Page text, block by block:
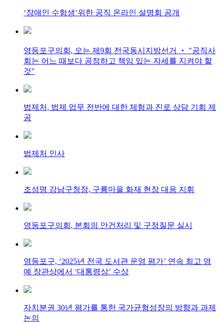
‘장애인 수험생‘위한 공직 온라인 설명회 공개
영등포구의회, 오는 제9회 전국동시지방선거 ‧ "공직사
회는 어느 때보다 공정하고 책임 있는 자세를 지켜야 할
것"
법제처, 법제 업무 전반에 대한 체험과 진로 상담 기회 제
공
법제처 인사
조성명 강남구청장, 구룡마을 화재 현장 대응 지휘
영등포구의회, 본회의 안건처리 및 구정질문 실시
영등포구, ‘2025년 전국 도서관 운영 평가’ 연속 최고 영
예 장관상에서 ‘대통령상’ 수상
자치분권 30년 평가를 통한 국가균형성장의 방향과 과제
논의